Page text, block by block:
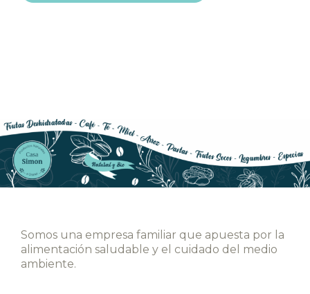
Somos una empresa familiar que apuesta por la
alimentación saludable y el cuidado del medio
ambiente.